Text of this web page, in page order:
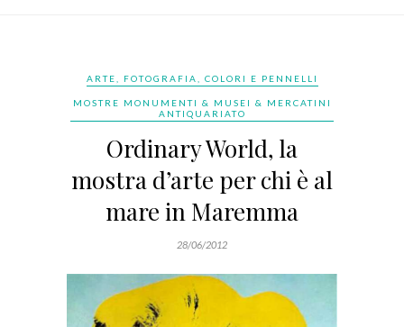
ARTE, FOTOGRAFIA, COLORI E PENNELLI
MOSTRE MONUMENTI & MUSEI & MERCATINI
ANTIQUARIATO
Ordinary World, la
mostra d’arte per chi è al
mare in Maremma
28/06/2012